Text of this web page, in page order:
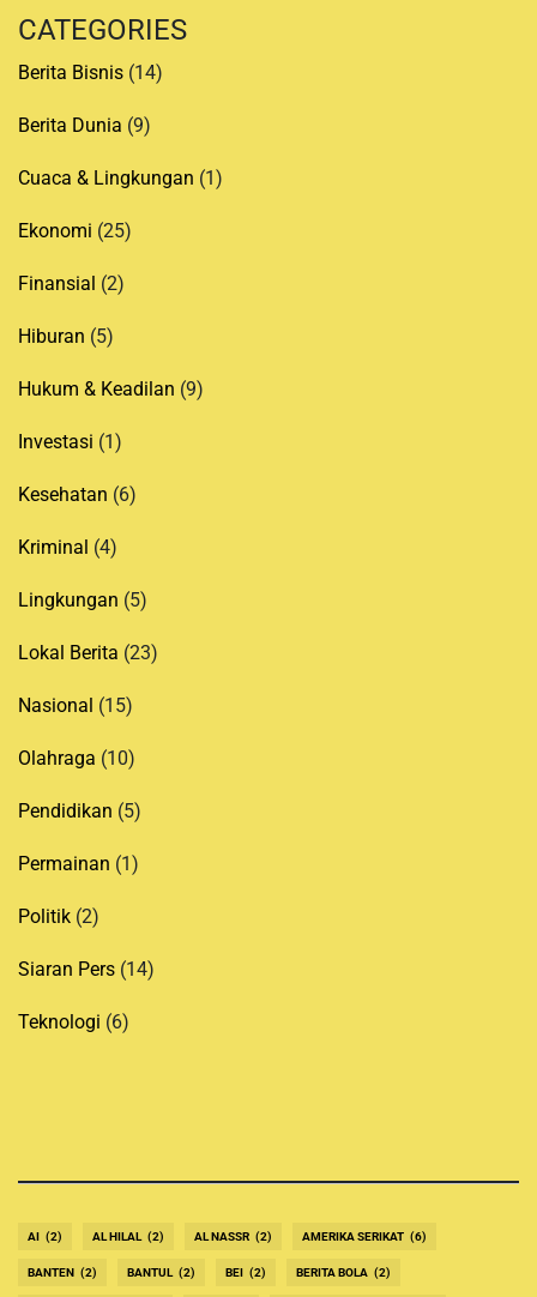
CATEGORIES
Berita Bisnis (14)
Berita Dunia (9)
Cuaca & Lingkungan (1)
Ekonomi (25)
Finansial (2)
Hiburan (5)
Hukum & Keadilan (9)
Investasi (1)
Kesehatan (6)
Kriminal (4)
Lingkungan (5)
Lokal Berita (23)
Nasional (15)
Olahraga (10)
Pendidikan (5)
Permainan (1)
Politik (2)
Siaran Pers (14)
Teknologi (6)
AI (2) AL HILAL (2) AL NASSR (2) AMERIKA SERIKAT (6)
BANTEN (2) BANTUL (2) BEI (2) BERITA BOLA (2)